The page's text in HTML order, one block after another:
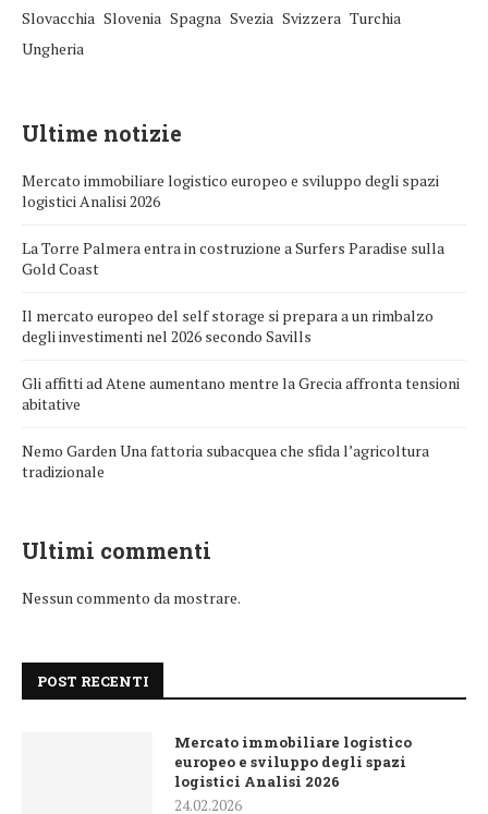
Slovacchia Slovenia Spagna Svezia Svizzera Turchia
Ungheria
Ultime notizie
Mercato immobiliare logistico europeo e sviluppo degli spazi
logistici Analisi 2026
La Torre Palmera entra in costruzione a Surfers Paradise sulla
Gold Coast
Il mercato europeo del self storage si prepara a un rimbalzo
degli investimenti nel 2026 secondo Savills
Gli affitti ad Atene aumentano mentre la Grecia affronta tensioni
abitative
Nemo Garden Una fattoria subacquea che sfida l’agricoltura
tradizionale
Ultimi commenti
Nessun commento da mostrare.
POST RECENTI
Mercato immobiliare logistico
europeo e sviluppo degli spazi
logistici Analisi 2026
24.02.2026